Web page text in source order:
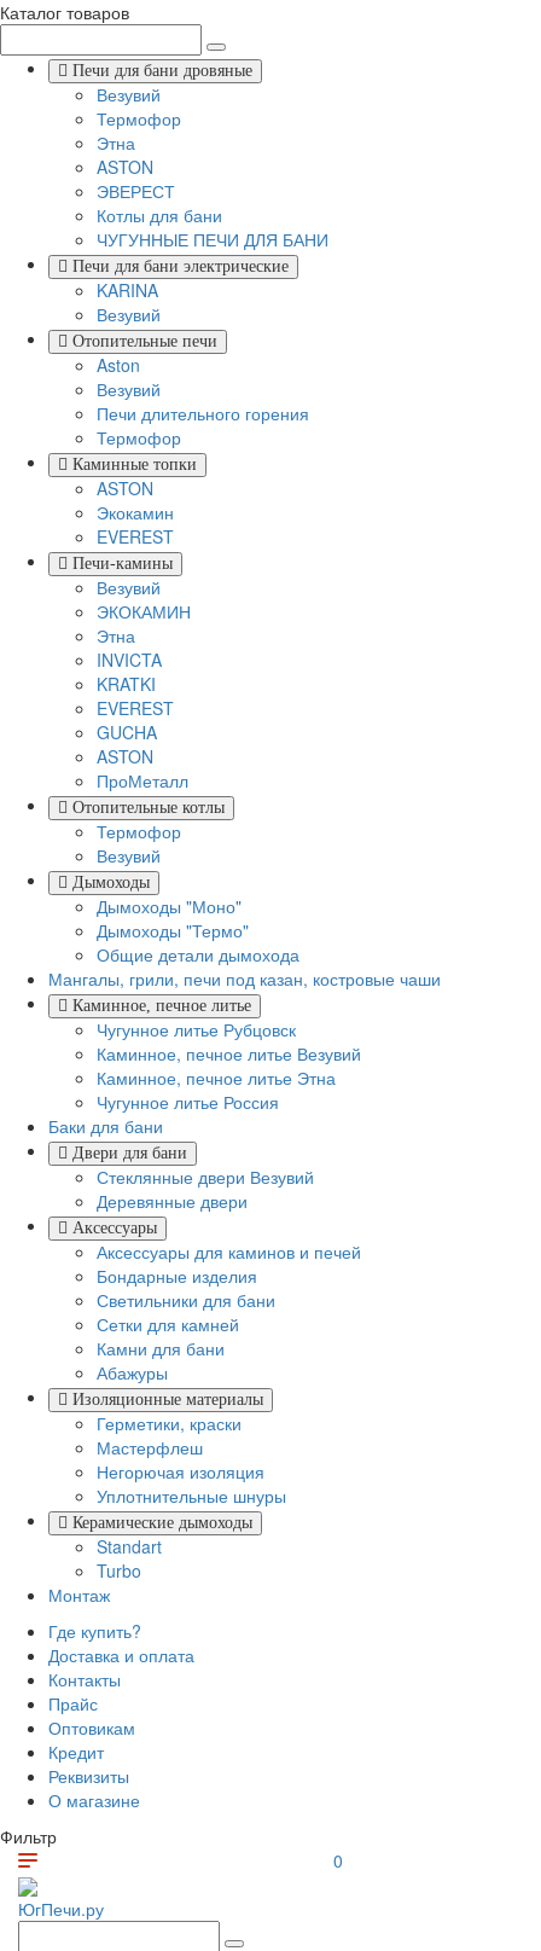
Каталог товаров
Печи для бани дровяные
Везувий
Термофор
Этна
ASTON
ЭВЕРЕСТ
Котлы для бани
ЧУГУННЫЕ ПЕЧИ ДЛЯ БАНИ
Печи для бани электрические
KARINA
Везувий
Отопительные печи
Aston
Везувий
Печи длительного горения
Термофор
Каминные топки
ASTON
Экокамин
EVEREST
Печи-камины
Везувий
ЭКОКАМИН
Этна
INVICTA
KRATKI
EVEREST
GUCHA
ASTON
ПроМеталл
Отопительные котлы
Термофор
Везувий
Дымоходы
Дымоходы "Моно"
Дымоходы "Термо"
Общие детали дымохода
Мангалы, грили, печи под казан, костровые чаши
Каминное, печное литье
Чугунное литье Рубцовск
Каминное, печное литье Везувий
Каминное, печное литье Этна
Чугунное литье Россия
Баки для бани
Двери для бани
Стеклянные двери Везувий
Деревянные двери
Аксессуары
Аксессуары для каминов и печей
Бондарные изделия
Светильники для бани
Сетки для камней
Камни для бани
Абажуры
Изоляционные материалы
Герметики, краски
Мастерфлеш
Негорючая изоляция
Уплотнительные шнуры
Керамические дымоходы
Standart
Turbo
Монтаж
Где купить?
Доставка и оплата
Контакты
Прайс
Оптовикам
Кредит
Реквизиты
О магазине
Фильтр
ЮгПечи.ру
0